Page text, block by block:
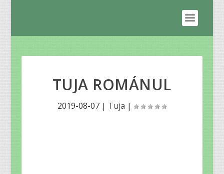
TUJA ROMÁNUL
2019-08-07| Tuja |